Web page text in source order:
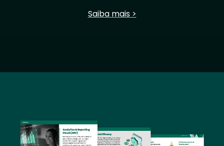
Saiba mais >
Image